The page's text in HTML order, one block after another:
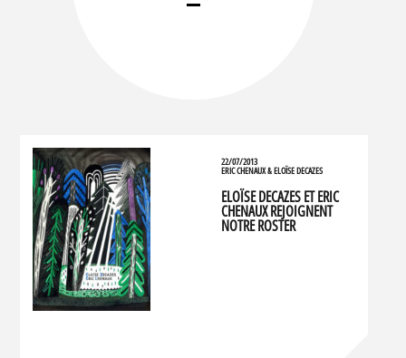
22/07/2013
ERIC CHENAUX & ELOÏSE DECAZES
ELOÏSE DECAZES ET ERIC
CHENAUX REJOIGNENT
NOTRE ROSTER